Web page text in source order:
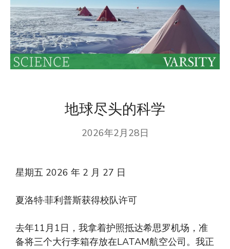
地球尽头的科学
2026年2月28日
星期五 2026 年 2 月 27 日
夏洛特·菲利普斯获得校队许可
去年11月1日，我拿着护照抵达希思罗机场，准
备将三个大行李箱存放在LATAM航空公司。我正